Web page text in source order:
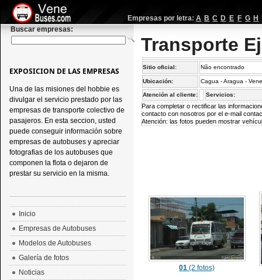
Empresas por letra: A B C D E F G H
Buscar empresas:
Transporte
Sitio oficial: Não encontrado
Ubicación: Cagua - Aragua -
Atención al cliente: Servicios:
Para completar o rectificar las
contacto con nosotros por el e-mail
Atención: las fotos pueden mostrar
01 (2 fotos)
EXPOSICION DE LAS EMPRESAS
Una de las misiones del hobbie es
divulgar el servicio prestado por las
empresas de transporte colectivo de
pasajeros. En esta seccion, usted
puede conseguir información sobre
empresas de autobuses y apreciar
fotografias de los autobuses que
componen la flota o dejaron de
prestar su servicio en la misma.
Inicio
Empresas de Autobuses
Modelos de Autobuses
Galería de fotos
Noticias